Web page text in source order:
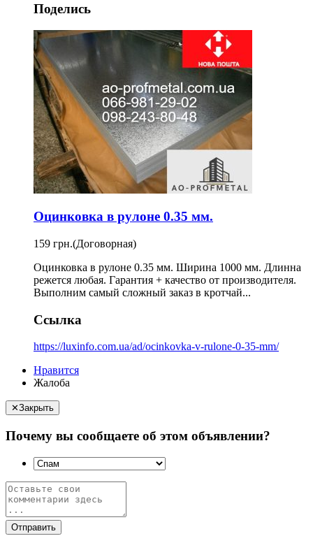
Поделись
Оцинковка в рулоне 0.35 мм.
159 грн.(Договорная)
Оцинковка в рулоне 0.35 мм. Ширина 1000 мм. Длинна
режется любая. Гарантия + качество от производителя.
Выполним самый сложный заказ в кротчай...
Ссылка
https://luxinfo.com.ua/ad/ocinkovka-v-rulone-0-35-mm/
Нравится
Жалоба
✕Закрыть
Почему вы сообщаете об этом объявлении?
Отправить